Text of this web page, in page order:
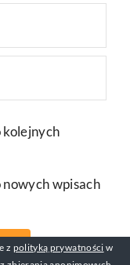
kolejnych
wpisach
z polityką prywatności w